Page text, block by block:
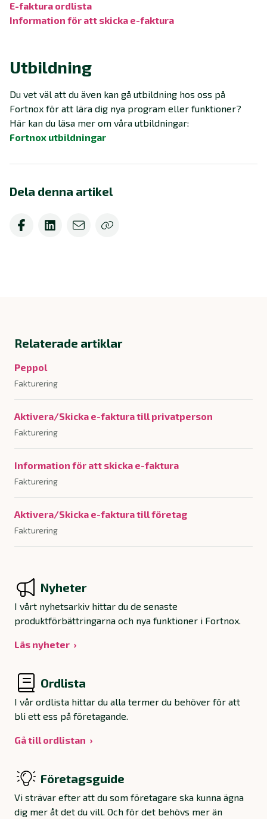
E-faktura ordlista‍
Information för att skicka e-faktura‍
Utbildning
Du vet väl att du även kan gå utbildning hos oss på
Fortnox för att lära dig nya program eller funktioner?
Här kan du läsa mer om våra utbildningar:
Fortnox utbildningar
Dela denna artikel
Relaterade artiklar
Peppol
Fakturering
Aktivera/Skicka e-faktura till privatperson
Fakturering
Information för att skicka e-faktura
Fakturering
Aktivera/Skicka e-faktura till företag
Fakturering
Nyheter
I vårt nyhetsarkiv hittar du de senaste
produktförbättringarna och nya funktioner i Fortnox.
Läs nyheter
Ordlista
I vår ordlista hittar du alla termer du behöver för att
bli ett ess på företagande.
Gå till ordlistan
Företagsguide
Vi strävar efter att du som företagare ska kunna ägna
dig mer åt det du vill. Och för det behövs mer än